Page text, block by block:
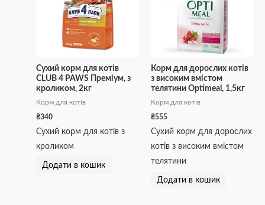
Сухий корм для котів
CLUB 4 PAWS Преміум, з
кроликом, 2кг
Корм для котів
₴340
Сухий корм для котів з
кроликом
Додати в кошик
Корм для дорослих котів
з високим вмістом
телятини Optimeal, 1,5кг
Корм для котів
₴555
Сухий корм для дорослих
котів з високим вмістом
телятини
Додати в кошик